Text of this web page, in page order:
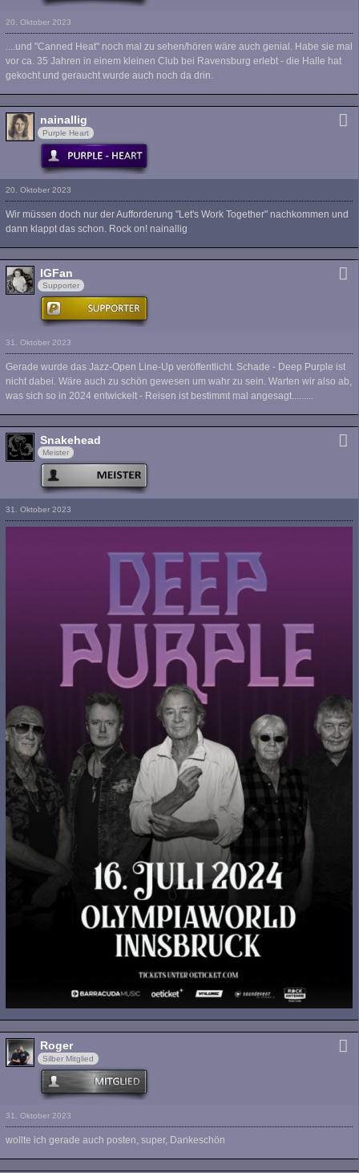
20. Oktober 2023
....und "Canned Heat" noch mal zu sehen/hören wäre auch genial. Habe sie mal
vor ca. 35 Jahren in einem kleinen Club bei Ravensburg erlebt - die Halle hat
gekocht und geraucht wurde auch noch da drin.
nainallig
Purple Heart
20. Oktober 2023
Wir müssen doch nur der Aufforderung "Let's Work Together" nachkommen und
dann klappt das schon. Rock on! nainallig
IGFan
Supporter
31. Oktober 2023
Gerade wurde das Jazz-Open Line-Up veröffentlicht. Schade - Deep Purple ist
nicht dabei. Wäre auch zu schön gewesen um wahr zu sein. Warten wir also ab,
was sich so in 2024 entwickelt - Reisen ist bestimmt mal angesagt.........
Snakehead
Meister
31. Oktober 2023
Roger
Silber Mitglied
31. Oktober 2023
wollte ich gerade auch posten, super, Dankeschön